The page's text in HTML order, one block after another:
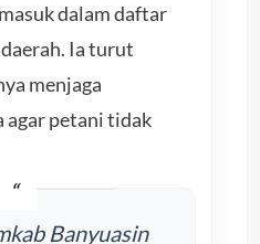
dalam daftar
Ia turut
menjaga
agar petani tidak
Banyuasin